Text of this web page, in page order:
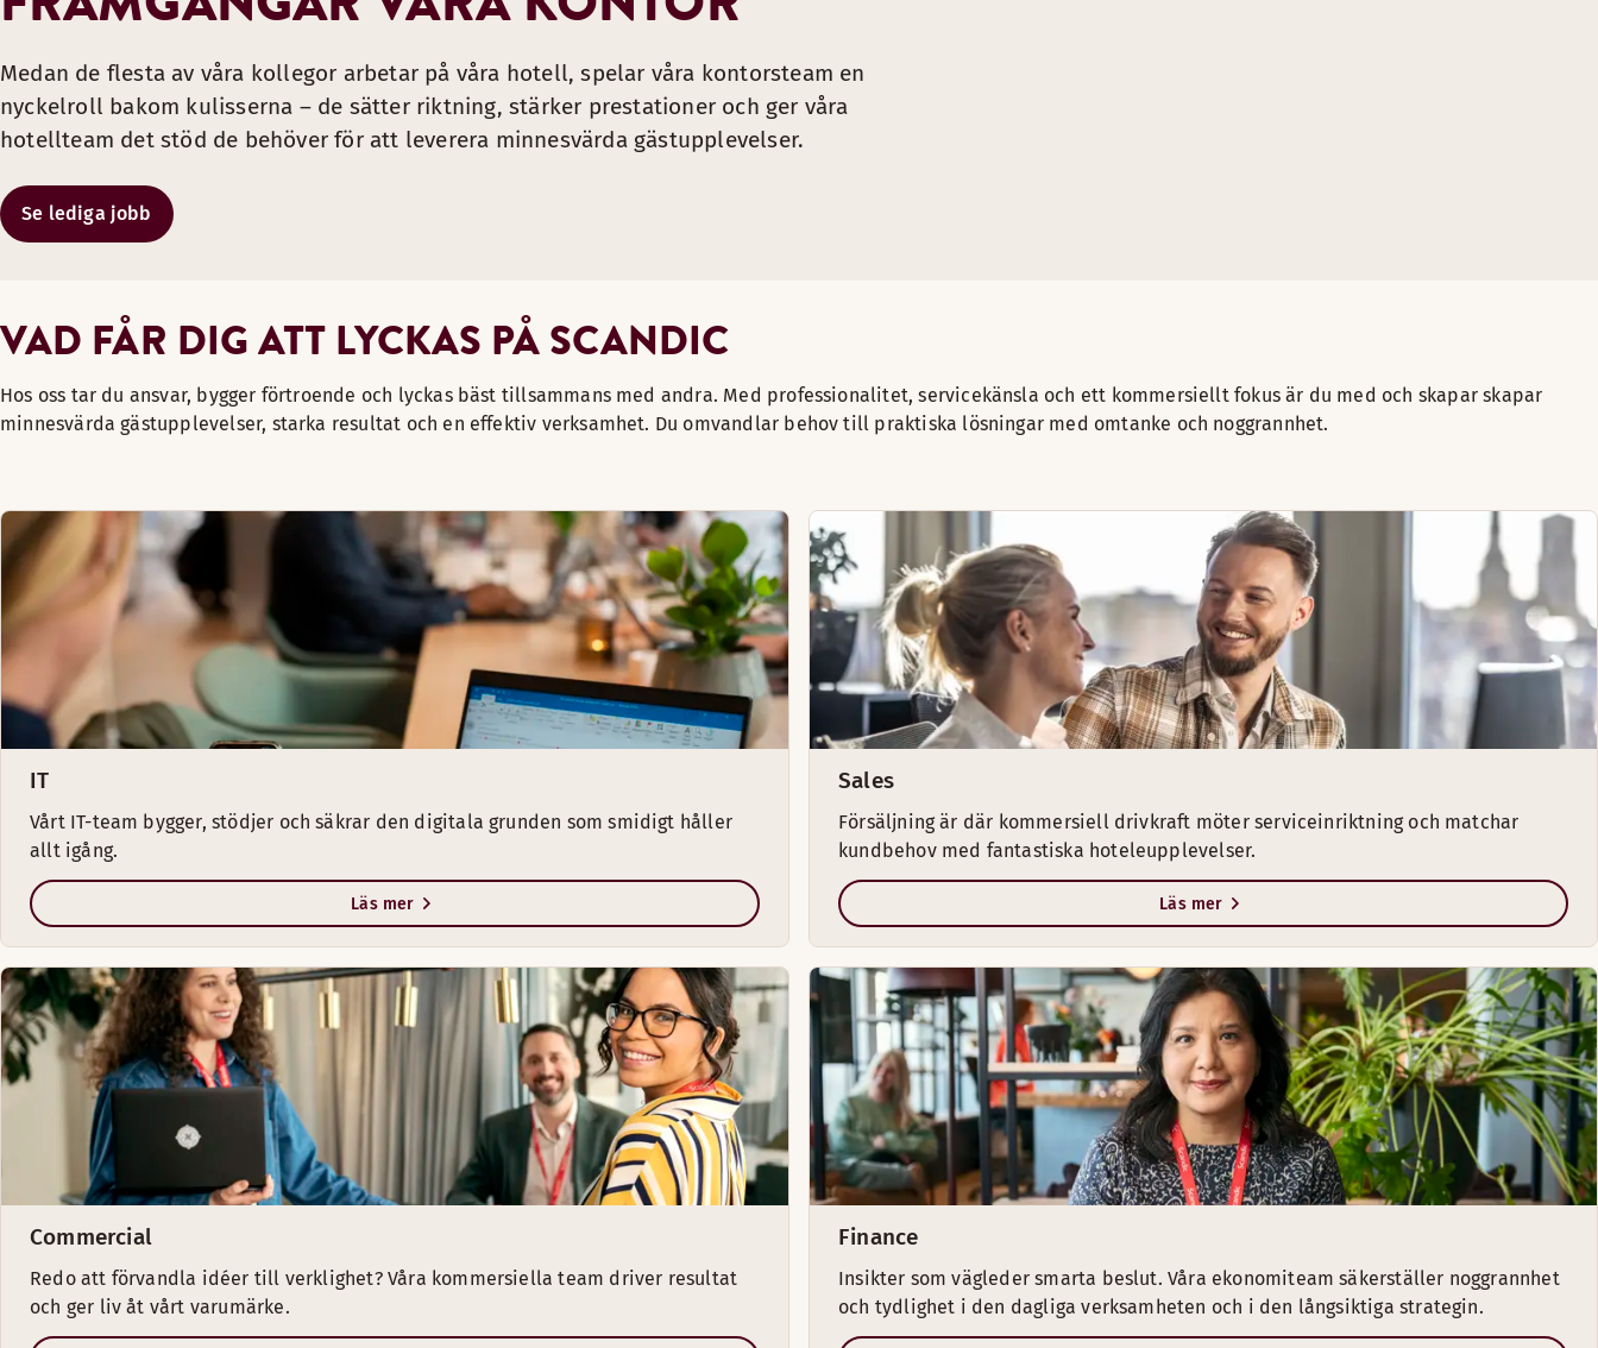
Medan de flesta av våra kollegor arbetar på våra hotell, spelar våra kontorsteam en
nyckelroll bakom kulisserna – de sätter riktning, stärker prestationer och ger våra
hotellteam det stöd de behöver för att leverera minnesvärda gästupplevelser.
Se lediga jobb
VAD FÅR DIG ATT LYCKAS PÅ SCANDIC
Hos oss tar du ansvar, bygger förtroende och lyckas bäst tillsammans med andra. Med professionalitet, servicekänsla och ett kommersiellt fokus är du med och skapar skapar
minnesvärda gästupplevelser, starka resultat och en effektiv verksamhet. Du omvandlar behov till praktiska lösningar med omtanke och noggrannhet.
IT
Vårt IT-team bygger, stödjer och säkrar den digitala grunden som smidigt håller
allt igång.
Läs mer
Software Engineer
System Specialist
IT Service Manager
Tech Trainee
Sales
Försäljning är där kommersiell drivkraft möter serviceinriktning och matchar
kundbehov med fantastiska hoteleupplevelser.
Läs mer
Key Account Manager
Sales Manager
Commercial
Redo att förvandla idéer till verklighet? Våra kommersiella team driver resultat
och ger liv åt vårt varumärke.
Pricing
Digital Experience & CRM
Loyalty
Finance
Insikter som vägleder smarta beslut. Våra ekonomiteam säkerställer noggrannhet
och tydlighet i den dagliga verksamheten och i den långsiktiga strategin.
Accounting Manager
Accounts Payable Specialist
HR & Payroll Services
Leadership Development
Andra HR‑specialistfunktioner
Procurement
F&B
Safety & Security
Technical Support
Hotel Operations Support